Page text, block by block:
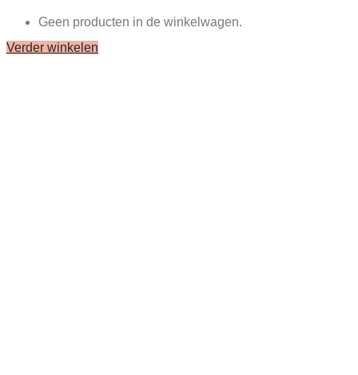
Geen producten in de winkelwagen.
Verder winkelen